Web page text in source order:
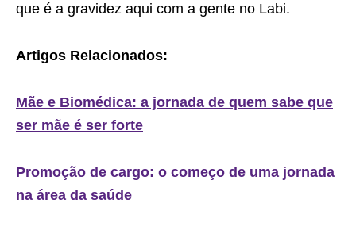
que é a gravidez aqui com a gente no Labi.
Artigos Relacionados:
Mãe e Biomédica: a jornada de quem sabe que
ser mãe é ser forte
Promoção de cargo: o começo de uma jornada
na área da saúde